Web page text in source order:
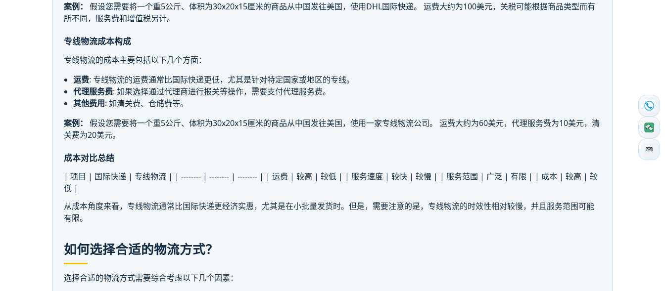
案例：
假设您需要将一个重5公斤、体积为30x20x15厘米的商品从中国发往美国，使用DHL国际快递。 运费大约为100美元，关税可能根据商品类型而有
所不同，服务费和增值税另计。
专线物流成本构成
专线物流的成本主要包括以下几个方面：
运费: 专线物流的运费通常比国际快递更低，尤其是针对特定国家或地区的专线。
代理服务费: 如果选择通过代理商进行报关等操作，需要支付代理服务费。
其他费用: 如清关费、仓储费等。
案例：
假设您需要将一个重5公斤、体积为30x20x15厘米的商品从中国发往美国，使用一家专线物流公司。 运费大约为60美元，代理服务费为10美元，清
关费为20美元。
成本对比总结
| 项目 | 国际快递 | 专线物流 | | -------- | -------- | -------- | | 运费 | 较高 | 较低 | | 服务速度 | 较快 | 较慢 | | 服务范围 | 广泛 | 有限 | | 成本 | 较高 | 较
低 |
从成本角度来看，专线物流通常比国际快递更经济实惠，尤其是在小批量发货时。但是，需要注意的是，专线物流的时效性相对较慢，并且服务范围可能
有限。
如何选择合适的物流方式？
选择合适的物流方式需要综合考虑以下几个因素：